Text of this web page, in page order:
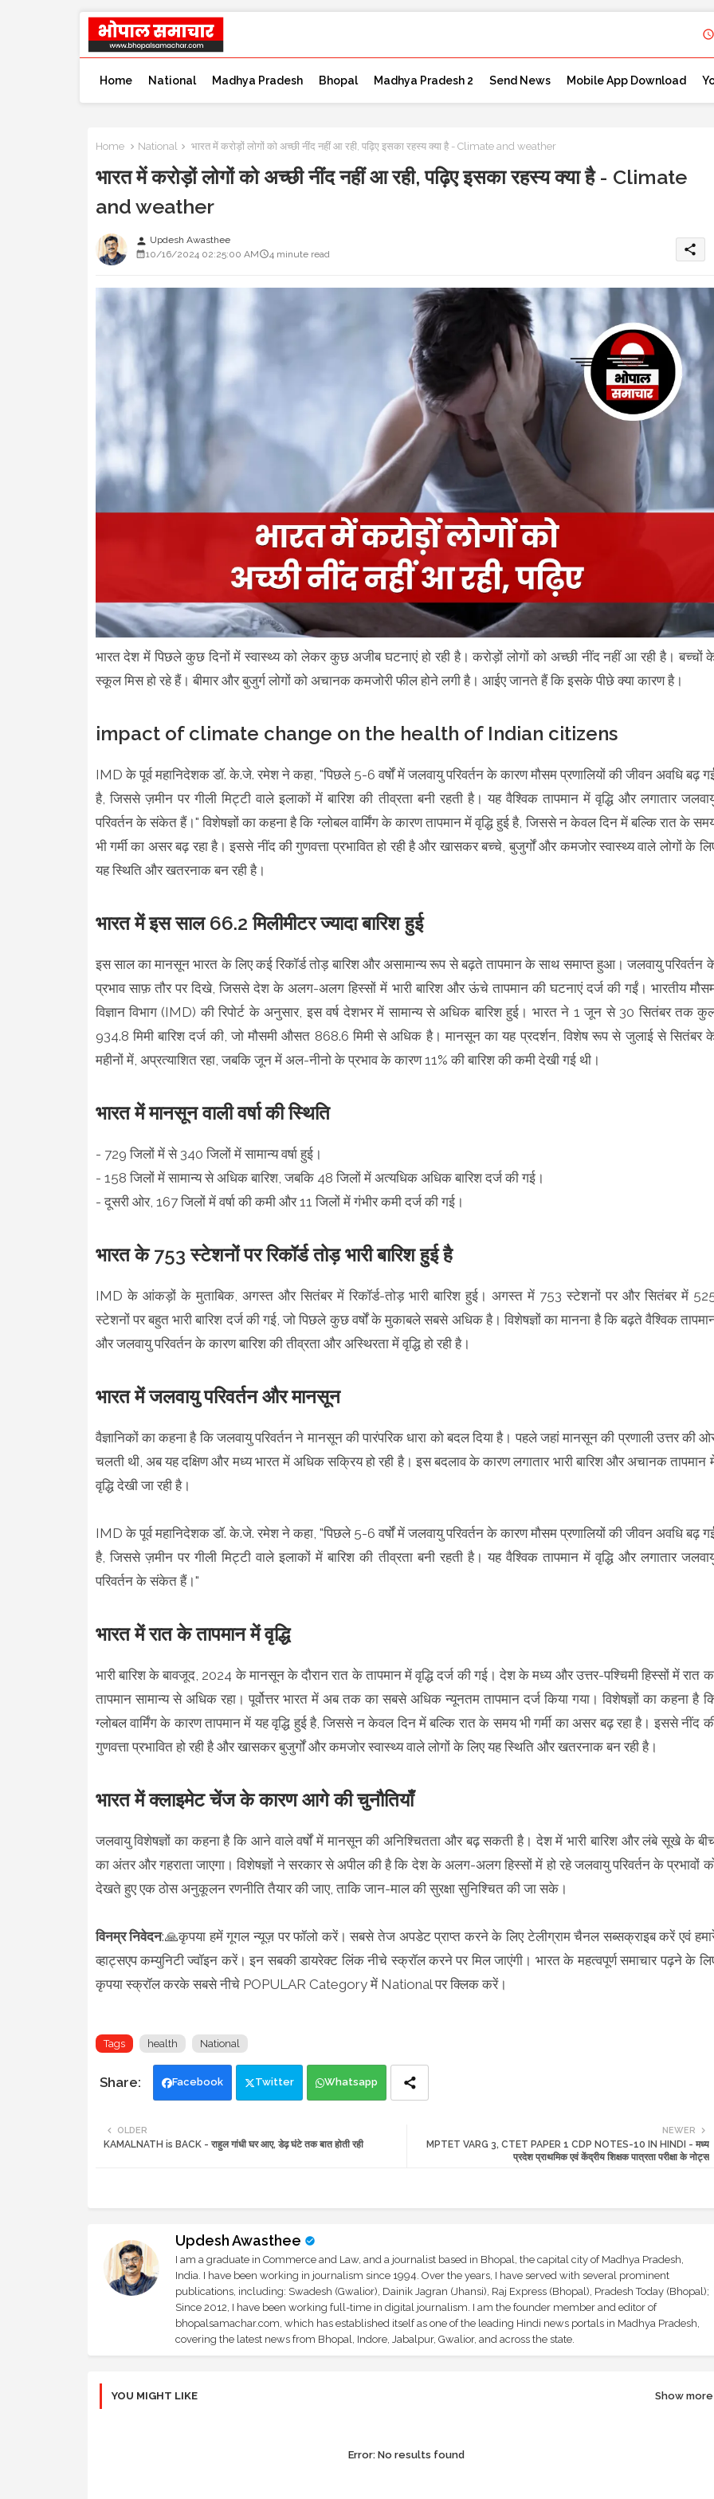
Home National Madhya Pradesh Bhopal Madhya Pradesh 2 Send News Mobile App Download
Home National भारत में करोड़ों लोगों को अच्छी नींद नहीं आ रही, पढ़िए इसका रहस्य क्या है - Climate and weather
भारत में करोड़ों लोगों को अच्छी नींद नहीं आ रही, पढ़िए इसका रहस्य क्या है - Climate
and weather
person Updesh Awasthee
10/16/2024 02:25:00 AM
4 minute read share
भारत देश में पिछले कुछ दिनों में स्वास्थ्य को लेकर कुछ अजीब घटनाएं हो रही है। करोड़ों लोगों को अच्छी नींद नहीं आ रही है। बच्चों
स्कूल मिस हो रहे हैं। बीमार और बुजुर्ग लोगों को अचानक कमजोरी फील होने लगी है। आईए जानते हैं कि इसके पीछे क्या कारण है।
impact of climate change on the health of Indian citizens
IMD के पूर्व महानिदेशक डॉ. के.जे. रमेश ने कहा, "पिछले 5-6 वर्षों में जलवायु परिवर्तन के कारण मौसम प्रणालियों की जीवन अवधि बढ़
है, जिससे ज़मीन पर गीली मिट्टी वाले इलाकों में बारिश की तीव्रता बनी रहती है। यह वैश्विक तापमान में वृद्धि और लगातार
परिवर्तन के संकेत हैं।" विशेषज्ञों का कहना है कि ग्लोबल वार्मिंग के कारण तापमान में वृद्धि हुई है, जिससे न केवल दिन में बल्कि रात के
भी गर्मी का असर बढ़ रहा है। इससे नींद की गुणवत्ता प्रभावित हो रही है और खासकर बच्चे, बुजुर्गों और कमजोर स्वास्थ्य वाले लोगों के
यह स्थिति और खतरनाक बन रही है।
भारत में इस साल 66.2 मिलीमीटर ज्यादा बारिश हुई
इस साल का मानसून भारत के लिए कई रिकॉर्ड तोड़ बारिश और असामान्य रूप से बढ़ते तापमान के साथ समाप्त हुआ। जलवायु परिवर्तन
प्रभाव साफ़ तौर पर दिखे, जिससे देश के अलग-अलग हिस्सों में भारी बारिश और ऊंचे तापमान की घटनाएं दर्ज की गईं। भारतीय
विज्ञान विभाग (IMD) की रिपोर्ट के अनुसार, इस वर्ष देशभर में सामान्य से अधिक बारिश हुई। भारत ने 1 जून से 30 सितंबर तक
934.8 मिमी बारिश दर्ज की, जो मौसमी औसत 868.6 मिमी से अधिक है। मानसून का यह प्रदर्शन, विशेष रूप से जुलाई से सितंबर
महीनों में, अप्रत्याशित रहा, जबकि जून में अल-नीनो के प्रभाव के कारण 11% की बारिश की कमी देखी गई थी।
भारत में मानसून वाली वर्षा की स्थिति
- 729 जिलों में से 340 जिलों में सामान्य वर्षा हुई।
- 158 जिलों में सामान्य से अधिक बारिश, जबकि 48 जिलों में अत्यधिक अधिक बारिश दर्ज की गई।
- दूसरी ओर, 167 जिलों में वर्षा की कमी और 11 जिलों में गंभीर कमी दर्ज की गई।
भारत के 753 स्टेशनों पर रिकॉर्ड तोड़ भारी बारिश हुई है
IMD के आंकड़ों के मुताबिक, अगस्त और सितंबर में रिकॉर्ड-तोड़ भारी बारिश हुई। अगस्त में 753 स्टेशनों पर और सितंबर में
स्टेशनों पर बहुत भारी बारिश दर्ज की गई, जो पिछले कुछ वर्षों के मुकाबले सबसे अधिक है। विशेषज्ञों का मानना है कि बढ़ते वैश्विक
और जलवायु परिवर्तन के कारण बारिश की तीव्रता और अस्थिरता में वृद्धि हो रही है।
भारत में जलवायु परिवर्तन और मानसून
वैज्ञानिकों का कहना है कि जलवायु परिवर्तन ने मानसून की पारंपरिक धारा को बदल दिया है। पहले जहां मानसून की प्रणाली उत्तर की
चलती थी, अब यह दक्षिण और मध्य भारत में अधिक सक्रिय हो रही है। इस बदलाव के कारण लगातार भारी बारिश और अचानक तापमान
वृद्धि देखी जा रही है।
IMD के पूर्व महानिदेशक डॉ. के.जे. रमेश ने कहा, "पिछले 5-6 वर्षों में जलवायु परिवर्तन के कारण मौसम प्रणालियों की जीवन अवधि बढ़
है, जिससे ज़मीन पर गीली मिट्टी वाले इलाकों में बारिश की तीव्रता बनी रहती है। यह वैश्विक तापमान में वृद्धि और लगातार
परिवर्तन के संकेत हैं।"
भारत में रात के तापमान में वृद्धि
भारी बारिश के बावजूद, 2024 के मानसून के दौरान रात के तापमान में वृद्धि दर्ज की गई। देश के मध्य और उत्तर-पश्चिमी हिस्सों में रात
तापमान सामान्य से अधिक रहा। पूर्वोत्तर भारत में अब तक का सबसे अधिक न्यूनतम तापमान दर्ज किया गया। विशेषज्ञों का कहना है
ग्लोबल वार्मिंग के कारण तापमान में यह वृद्धि हुई है, जिससे न केवल दिन में बल्कि रात के समय भी गर्मी का असर बढ़ रहा है। इससे नींद
गुणवत्ता प्रभावित हो रही है और खासकर बुजुर्गों और कमजोर स्वास्थ्य वाले लोगों के लिए यह स्थिति और खतरनाक बन रही है।
भारत में क्लाइमेट चेंज के कारण आगे की चुनौतियाँ
जलवायु विशेषज्ञों का कहना है कि आने वाले वर्षों में मानसून की अनिश्चितता और बढ़ सकती है। देश में भारी बारिश और लंबे सूखे के
का अंतर और गहराता जाएगा। विशेषज्ञों ने सरकार से अपील की है कि देश के अलग-अलग हिस्सों में हो रहे जलवायु परिवर्तन के प्रभावों
देखते हुए एक ठोस अनुकूलन रणनीति तैयार की जाए, ताकि जान-माल की सुरक्षा सुनिश्चित की जा सके।
विनम्र निवेदन:🙏कृपया हमें गूगल न्यूज़ पर फॉलो करें। सबसे तेज अपडेट प्राप्त करने के लिए टेलीग्राम चैनल सब्सक्राइब करें एवं
व्हाट्सएप कम्युनिटी ज्वॉइन करें। इन सबकी डायरेक्ट लिंक नीचे स्क्रॉल करने पर मिल जाएंगी। भारत के महत्वपूर्ण समाचार पढ़ने के
कृपया स्क्रॉल करके सबसे नीचे POPULAR Category में National पर क्लिक करें।
Tags health National
Facebook Twitter Whatsapp
NEWER
MPTET VARG 3, CTET PAPER 1 CDP NOTES-10 IN HINDI - मध्य
प्रदेश प्राथमिक एवं केंद्रीय शिक्षक पात्रता परीक्षा के नोट्स
OLDER
KAMALNATH is BACK - राहुल गांधी घर आए, डेढ़ घंटे तक बात होती रही
Updesh Awasthee
I am a graduate in Commerce and Law, and a journalist based in Bhopal, the capital city of Madhya Pradesh,
India. I have been working in journalism since 1994. Over the years, I have served with several prominent
publications, including: Swadesh (Gwalior), Dainik Jagran (Jhansi), Raj Express (Bhopal), Pradesh Today (Bhopal);
Since 2012, I have been working full-time in digital journalism. I am the founder member and editor of
bhopalsamachar.com, which has established itself as one of the leading Hindi news portals in Madhya Pradesh,
covering the latest news from Bhopal, Indore, Jabalpur, Gwalior, and across the state.
YOU MIGHT LIKE Show more
Error:No results found